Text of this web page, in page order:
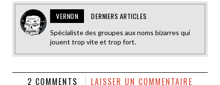
VERNON DERNIERS ARTICLES
Spécialiste des groupes aux noms bizarres qui
jouent trop vite et trop fort.
2 COMMENTS LAISSER UN COMMENTAIRE